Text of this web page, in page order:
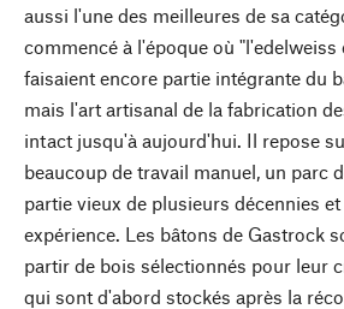
aussi l'une des meilleures de sa
commencé à l'époque où "l'edelweiss
faisaient encore partie intégrante du
mais l'art artisanal de la fabrication
intact jusqu'à aujourd'hui. Il repose
beaucoup de travail manuel, un parc
partie vieux de plusieurs décennies
expérience. Les bâtons de Gastrock
partir de bois sélectionnés pour leur
qui sont d'abord stockés après la